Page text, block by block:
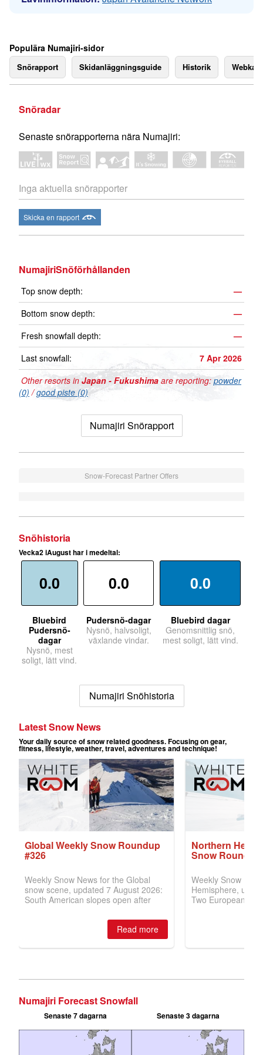
Populära Numajiri-sidor
Snörapport Skidanläggningsguide Historik
Snöradar
Senaste snörapporterna nära Numajiri:
Inga aktuella snörapporter
Skicka en rapport
NumajiriSnöförhållanden
Top snow depth:
—
Bottom snow depth:
—
Fresh snowfall depth:
—
Last snowfall:
7 Apr 2026
Other resorts in Japan - Fukushima are reporting: powder
(0) /good piste (0)
Numajiri Snörapport
Snow-Forecast Partner Offers
Snöhistoria
Vecka2 iAugust har i medeltal:
0.0
Bluebird
Pudersnö-
dagar
Nysnö, mest
soligt, lätt vind.
0.0
Pudersnö-dagar
Nysnö, halvsoligt,
växlande vindar.
0.0
Bluebird dagar
Genomsnittlig snö,
mest soligt, lätt vind.
Numajiri Snöhistoria
Numajiri Forecast Snowfall
Senaste 7 dagarna Senaste 3 dagarna